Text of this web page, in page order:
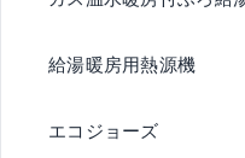
給湯暖房用熱源機
エコジョーズ